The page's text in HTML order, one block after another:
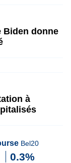
Biden donne
à
Bel20
0.3%